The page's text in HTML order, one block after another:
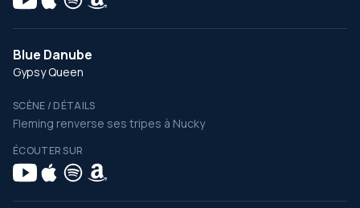
Blue Danube
Gypsy Queen
SCÈNE / DÉTAILS
Fleming renverse ses tripes à Nucky
ÉCOUTER SUR